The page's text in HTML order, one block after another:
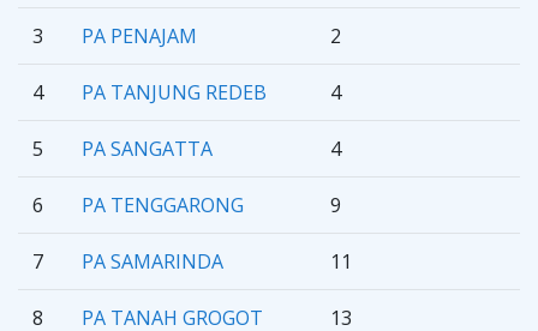
3 PA PENAJAM 2
4 PA TANJUNG REDEB 4
5 PA SANGATTA 4
6 PA TENGGARONG 9
7 PA SAMARINDA 11
8 PA TANAH GROGOT 13